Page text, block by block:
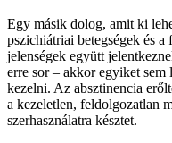
Egy másik dolog, amit ki
pszichiátriai betegségek és
jelenségek együtt
erre sor – akkor egyiket sem
kezelni. Az absztinencia
a kezeletlen, feldolgozatlan
szerhasználatra késztet.